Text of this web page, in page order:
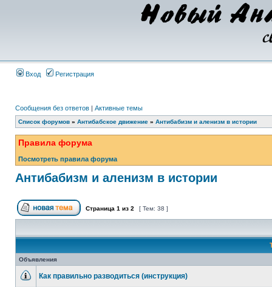
Вход Регистрация
Сообщения без ответов | Активные темы
Список форумов » Антибабское движение » Антибабизм и аленизм в истории
Правила форума
Посмотреть правила форума
Антибабизм и аленизм в истории
Страница 1 из 2 [ Тем: 38 ]
Объявления
Как правильно разводиться (инструкция)